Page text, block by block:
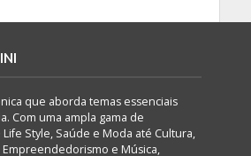
que aborda temas essenciais
Com uma ampla gama de
Style, Saúde e Moda até Cultura,
Empreendedorismo e Música,